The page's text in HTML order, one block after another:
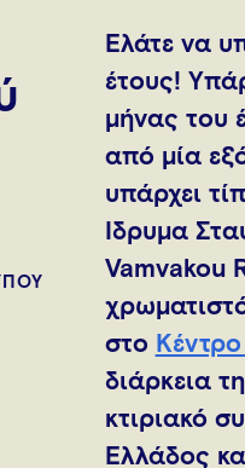
Ελάτε να
έτους!
μήνας του
από μία
υπάρχει
Ίδρυμα
Vamvakou
στο
διάρκεια
κτιριακό
Ελλάδος